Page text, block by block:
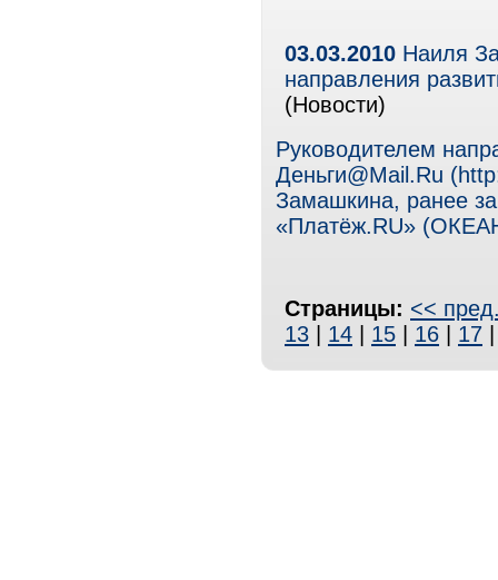
03.03.2010 Наиля
направления
(Новости)
Руководителем
Деньги@Mail.Ru
Замашкина, ранее
«Платёж.RU»
Страницы: <<
13
14 15 16 17